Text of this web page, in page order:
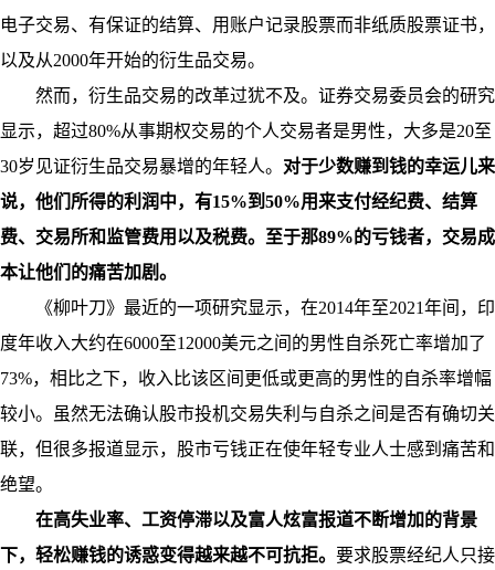
电子交易、有保证的结算、用账户记录股票而非纸质股票证书，
以及从2000年开始的衍生品交易。
然而，衍生品交易的改革过犹不及。证券交易委员会的研究
显示，超过80%从事期权交易的个人交易者是男性，大多是20至
30岁见证衍生品交易暴增的年轻人。 对于少数赚到钱的幸运儿来
说，他们所得的利润中，有15%到50%用来支付经纪费、结算
费、交易所和监管费用以及税费。至于那89%的亏钱者，交易成
本让他们的痛苦加剧。
《柳叶刀》最近的一项研究显示，在2014年至2021年间，印
度年收入大约在6000至12000美元之间的男性自杀死亡率增加了
73%，相比之下，收入比该区间更低或更高的男性的自杀率增幅
较小。虽然无法确认股市投机交易失利与自杀之间是否有确切关
联，但很多报道显示，股市亏钱正在使年轻专业人士感到痛苦和
绝望。
在高失业率、工资停滞以及富人炫富报道不断增加的背景
下，轻松赚钱的诱惑变得越来越不可抗拒。 要求股票经纪人只接